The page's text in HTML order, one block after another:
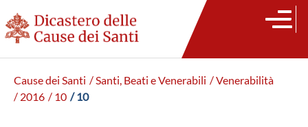
Cause dei Santi / Santi, Beati e Venerabili / Venerabilità
/ 2016 / 10 / 10